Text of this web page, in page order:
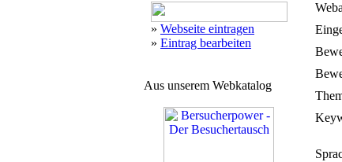
» Webseite eintragen
» Eintrag bearbeiten
Aus unserem Webkatalog